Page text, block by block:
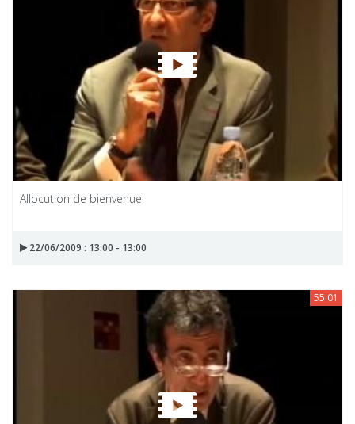
Allocution de bienvenue
22/06/2009 : 13:00 - 13:00
55:01